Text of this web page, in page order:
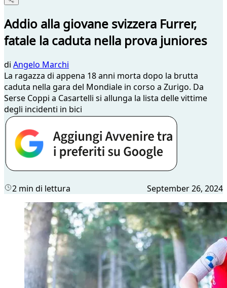
Addio alla giovane svizzera Furrer,
fatale la caduta nella prova juniores
di Angelo Marchi
La ragazza di appena 18 anni morta dopo la brutta
caduta nella gara del Mondiale in corso a Zurigo. Da
Serse Coppi a Casartelli si allunga la lista delle vittime
degli incidenti in bici
2 min di lettura September 26, 2024